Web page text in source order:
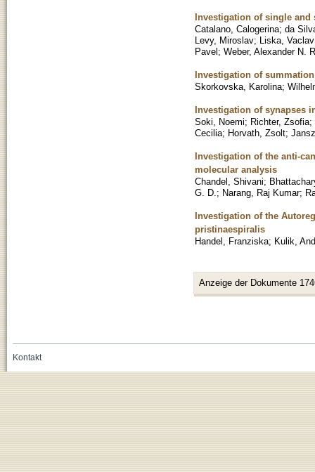
Investigation of single and
Catalano, Calogerina; da
Levy, Miroslav; Liska, Vaclav
Pavel; Weber, Alexander N.
Investigation of
Skorkovska, Karolina;
Investigation of synapses
Soki, Noemi; Richter, Zsofia;
Cecilia; Horvath, Zsolt;
Investigation of the anti-
molecular analysis
Chandel, Shivani;
G. D. ; Narang, Raj Kumar;
Investigation of the
pristinaespiralis
Handel, Franziska; Kulik,
Anzeige der Dokumente
Kontakt